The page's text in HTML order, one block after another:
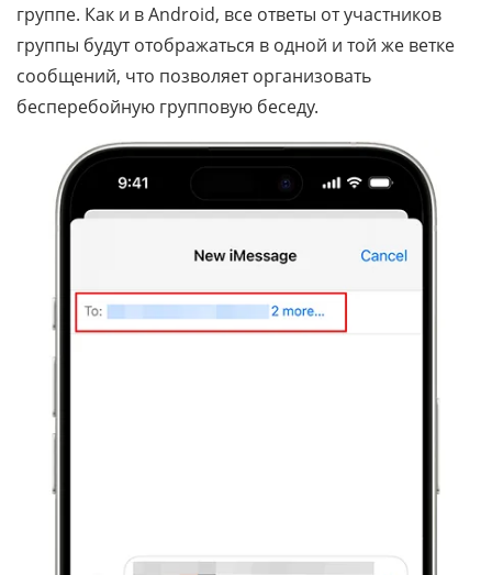
группе. Как и в Android, все ответы от участников
группы будут отображаться в одной и той же ветке
сообщений, что позволяет организовать
бесперебойную групповую беседу.